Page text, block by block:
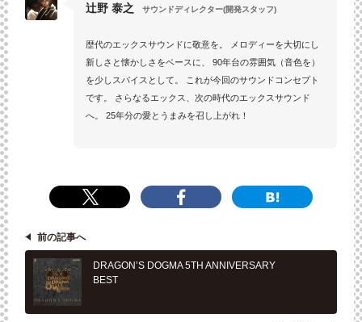
辻野 泰之 サウンドディレクター(開発スタッフ)
歴代のエックスサウンドに敬意を。 メロディーを大切にし
新しさと懐かしさをベースに、 90年台の雰囲気（音色を）
を少しスパイスとして。 これが今回のサウンドコンセプト
です。 さらなるエックス、次の時代のエックスサウンド
へ。 25年分の愛とうまみを召し上がれ！
前の記事へ
DRAGON’S DOGMA 5TH ANNIVERSARY
BEST